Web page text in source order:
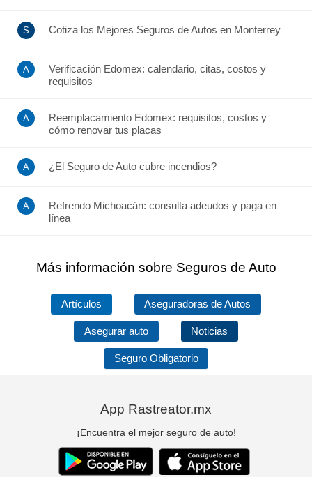
Cotiza los Mejores Seguros de Autos en Monterrey
Verificación Edomex: calendario, citas, costos y
requisitos
Reemplacamiento Edomex: requisitos, costos y
cómo renovar tus placas
¿El Seguro de Auto cubre incendios?
Refrendo Michoacán: consulta adeudos y paga en
línea
Más información sobre Seguros de Auto
Artículos Aseguradoras de Autos
Asegurar auto Noticias
Seguro Obligatorio
App Rastreator.mx
¡Encuentra el mejor seguro de auto!